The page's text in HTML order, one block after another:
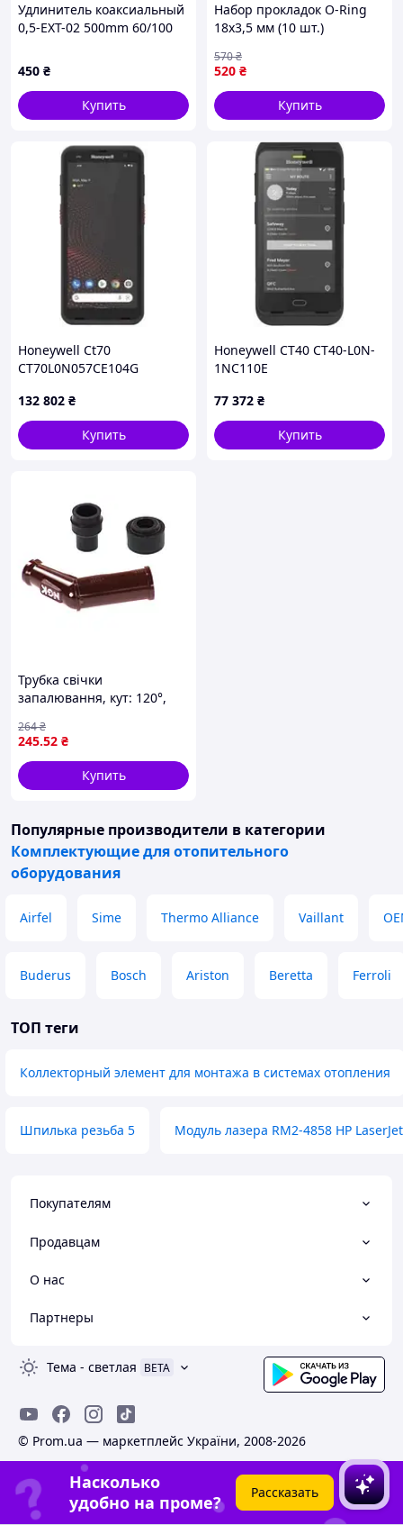
Удлинитель коаксиальный
0,5-EXT-02 500mm 60/100
450 ₴
Купить
Набор прокладок O-Ring
18х3,5 мм (10 шт.)
газового котла Protherm
0020033467
520 ₴
570₴
Купить
Honeywell Ct70
CT70L0N057CE104G
132 802 ₴
Купить
Honeywell CT40 CT40-L0N-
1NC110E
77 372 ₴
Купить
Трубка свічки
запалювання, кут: 120°,
зєднання: гвинт, корпус:
ебонітовий, колір трубки:
чорн DUCATI 900
245.52 ₴
264₴
Купить
Популярные производители в категории
Комплектующие для отопительного
оборудования
Airfel Sime Thermo Alliance Vaillant
Buderus Bosch Ariston Beretta Ferroli
ТОП теги
Коллекторный элемент для монтажа в системах отопления
Шпилька резьба 5 Модуль лазера RM2-4858 HP LaserJet
Покупателям
Продавцам
О нас
Партнеры
Тема - светлая BETA
© Prom.ua — маркетплейс України, 2008-2026
Насколько
удобно на проме?
Рассказать